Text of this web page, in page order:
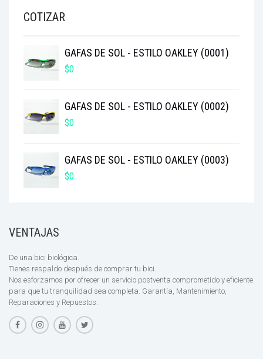
COTIZAR
GAFAS DE SOL - ESTILO OAKLEY (0001)
$0
GAFAS DE SOL - ESTILO OAKLEY (0002)
$0
GAFAS DE SOL - ESTILO OAKLEY (0003)
$0
VENTAJAS
De una bici biológica.
Tienes respaldo después de comprar tu bici.
Nos esforzamos por ofrecer un servicio postventa comprometido y eficiente
para que tu tranquilidad sea completa. Garantía, Mantenimiento,
Reparaciones y Repuestos.